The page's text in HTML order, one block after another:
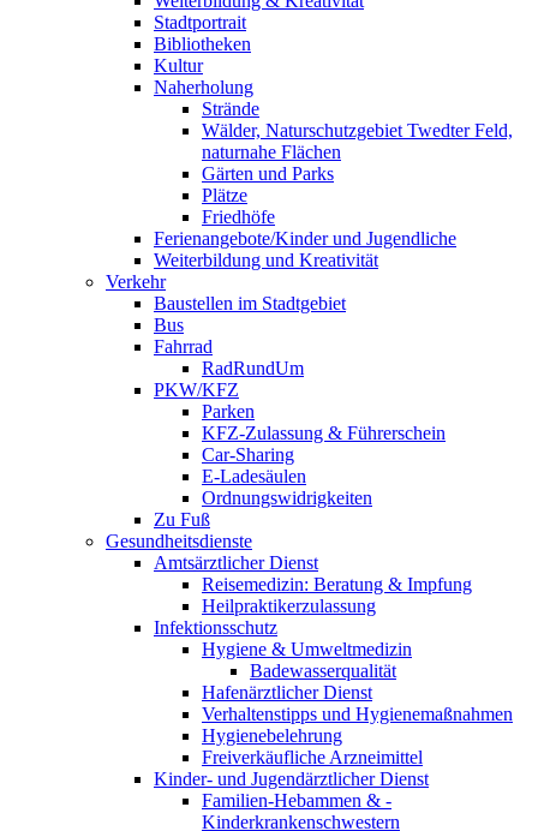
Stadtportrait
Bibliotheken
Kultur
Naherholung
Strände
Wälder, Naturschutzgebiet Twedter Feld,
naturnahe Flächen
Gärten und Parks
Plätze
Friedhöfe
Ferienangebote/Kinder und Jugendliche
Weiterbildung und Kreativität
Verkehr
Baustellen im Stadtgebiet
Bus
Fahrrad
RadRundUm
PKW/KFZ
Parken
KFZ-Zulassung & Führerschein
Car-Sharing
E-Ladesäulen
Ordnungswidrigkeiten
Zu Fuß
Gesundheitsdienste
Amtsärztlicher Dienst
Reisemedizin: Beratung & Impfung
Heilpraktikerzulassung
Infektionsschutz
Hygiene & Umweltmedizin
Badewasserqualität
Hafenärztlicher Dienst
Verhaltenstipps und Hygienemaßnahmen
Hygienebelehrung
Freiverkäufliche Arzneimittel
Kinder- und Jugendärztlicher Dienst
Familien-Hebammen & -
Kinderkrankenschwestern